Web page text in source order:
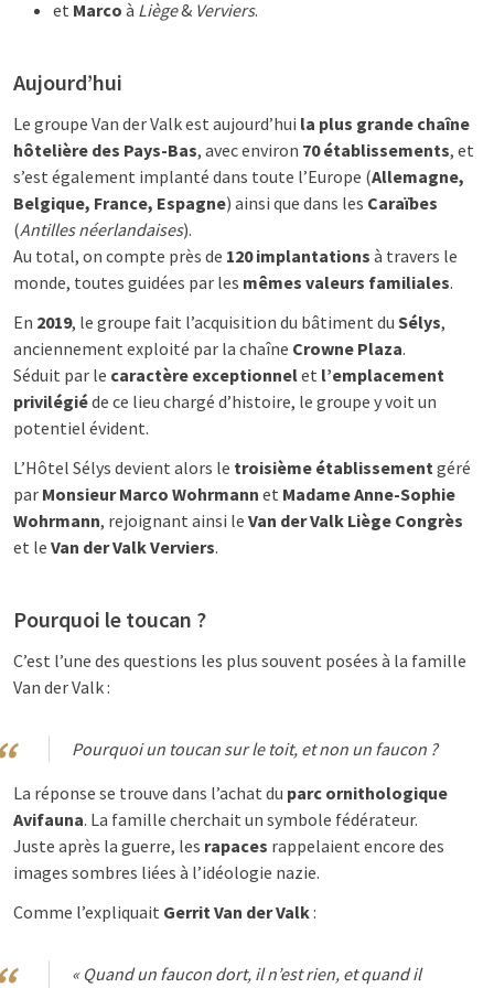
et Marco à Liège& Verviers.
Aujourd’hui
Le groupe Van der Valk est aujourd’hui la plus grande chaîne
hôtelière des Pays-Bas, avec environ 70 établissements, et
s’est également implanté dans toute l’Europe (Allemagne,
Belgique, France, Espagne) ainsi que dans les Caraïbes
(Antilles néerlandaises).
Au total, on compte près de 120 implantations à travers le
monde, toutes guidées par les mêmes valeurs familiales.
En 2019, le groupe fait l’acquisition du bâtiment du Sélys,
anciennement exploité par la chaîne Crowne Plaza.
Séduit par le caractère exceptionnelet l’emplacement
privilégiéde ce lieu chargé d’histoire, le groupe y voit un
potentiel évident.
L’Hôtel Sélys devient alors le troisième établissementgéré
par Monsieur Marco Wohrmann et Madame Anne-Sophie
Wohrmann, rejoignant ainsi le Van der Valk Liège Congrès
et le Van der Valk Verviers.
Pourquoi le toucan ?
C’est l’une des questions les plus souvent posées à la famille
Van der Valk :
Pourquoi un toucan sur le toit, et non un faucon ?
La réponse se trouve dans l’achat du parc ornithologique
Avifauna. La famille cherchait un symbole fédérateur.
Juste après la guerre, les rapaces rappelaient encore des
images sombres liées à l’idéologie nazie.
Comme l’expliquait Gerrit Van der Valk:
« Quand un faucon dort, il n’est rien, et quand il